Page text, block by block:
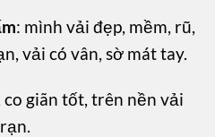
: mình vải đẹp, mềm, rũ,
vải có vân, sờ mát tay.
co giãn tốt, trên nền vải